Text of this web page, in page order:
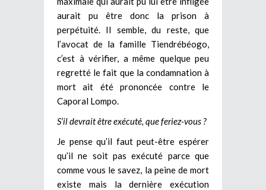
aurait pu être donc la prison à
perpétuité. Il semble, du reste, que
l’avocat de la famille Tiendrébéogo,
c’est à vérifier, a même quelque peu
regretté le fait que la condamnation à
mort ait été prononcée contre le
Caporal Lompo.
S’il devrait être exécuté, que feriez-vous ?
Je pense qu’il faut peut-être espérer
qu’il ne soit pas exécuté parce que
comme vous le savez, la peine de mort
existe mais la dernière exécution